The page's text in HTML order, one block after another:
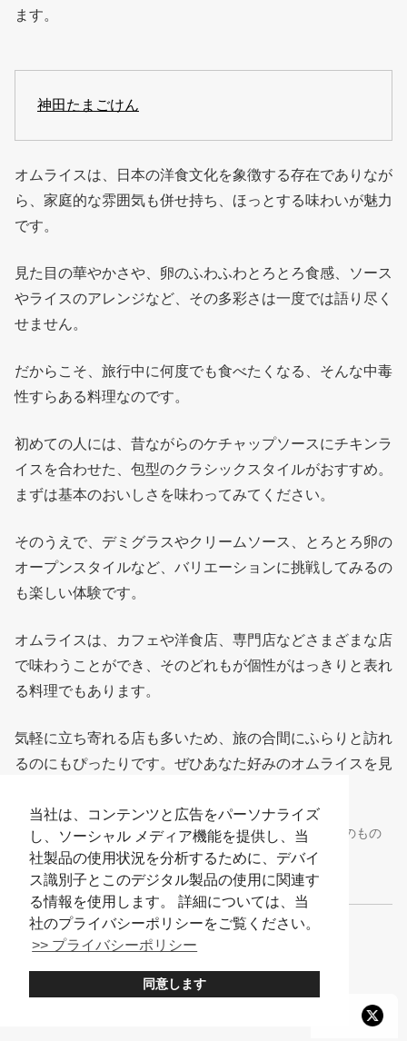
当社は、コンテンツと広告をパーソナライズ
し、ソーシャル メディア機能を提供し、当
社製品の使用状況を分析するために、デバイ
ス識別子とこのデジタル製品の使用に関連す
る情報を使用します。 詳細については、当
社のプライバシーポリシーをご覧ください。
>> プライバシーポリシー
同意します
ます。
神田たまごけん
オムライスは、日本の洋食文化を象徴する存在でありなが
ら、家庭的な雰囲気も併せ持ち、ほっとする味わいが魅力
です。
見た目の華やかさや、卵のふわふわとろとろ食感、ソース
やライスのアレンジなど、その多彩さは一度では語り尽く
せません。
だからこそ、旅行中に何度でも食べたくなる、そんな中毒
性すらある料理なのです。
初めての人には、昔ながらのケチャップソースにチキンラ
イスを合わせた、包型のクラシックスタイルがおすすめ。
まずは基本のおいしさを味わってみてください。
そのうえで、デミグラスやクリームソース、とろとろ卵の
オープンスタイルなど、バリエーションに挑戦してみるの
も楽しい体験です。
オムライスは、カフェや洋食店、専門店などさまざまな店
で味わうことができ、そのどれもが個性がはっきりと表れ
る料理でもあります。
気軽に立ち寄れる店も多いため、旅の合間にふらりと訪れ
るのにもぴったりです。ぜひあなた好みのオムライスを見
※メニューの内容や料金、店舗情報などは2025年8月時点のもの
です。
出典 : 『ヨシカミ』のオムライス